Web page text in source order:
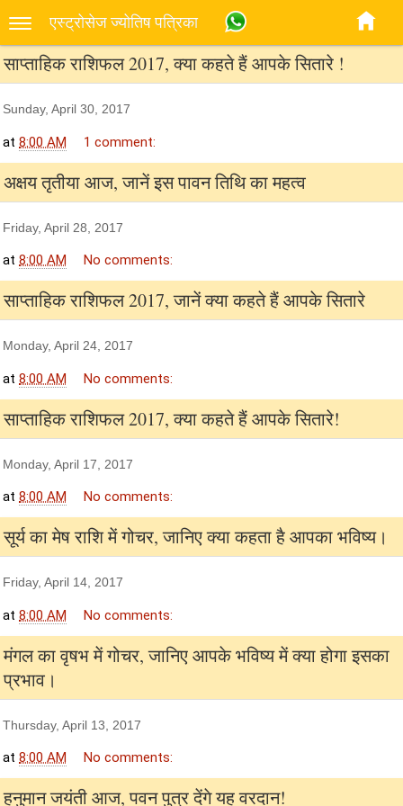
एस्‍ट्रोसेज ज्‍योतिष पत्रिका
साप्ताहिक राशिफल 2017, क्या कहते हैं आपके सितारे !
Sunday, April 30, 2017
at 8:00 AM 1 comment:
अक्षय तृतीया आज, जानें इस पावन तिथि का महत्व
Friday, April 28, 2017
at 8:00 AM No comments:
साप्ताहिक राशिफल 2017, जानें क्या कहते हैं आपके सितारे
Monday, April 24, 2017
at 8:00 AM No comments:
साप्ताहिक राशिफल 2017, क्या कहते हैं आपके सितारे!
Monday, April 17, 2017
at 8:00 AM No comments:
सूर्य का मेष राशि में गोचर, जानिए क्या कहता है आपका भविष्य।
Friday, April 14, 2017
at 8:00 AM No comments:
मंगल का वृषभ में गोचर, जानिए आपके भविष्य में क्या होगा इसका
प्रभाव।
Thursday, April 13, 2017
at 8:00 AM No comments:
हनुमान जयंती आज, पवन पुत्र देंगे यह वरदान!